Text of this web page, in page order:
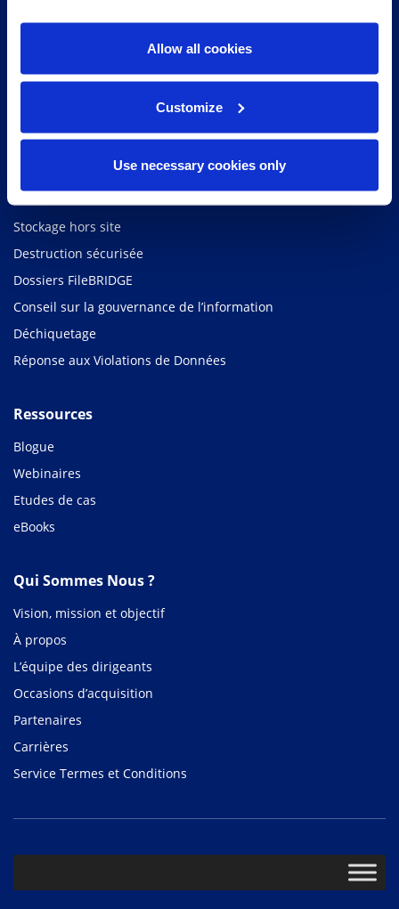
Allow all cookies
Customize
Use necessary cookies only
1.800.377.3453
Stockage hors site
Destruction sécurisée
Dossiers FileBRIDGE
Conseil sur la gouvernance de l’information
Déchiquetage
Réponse aux Violations de Données
Ressources
Blogue
Webinaires
Etudes de cas
eBooks
Qui Sommes Nous ?
Vision, mission et objectif
À propos
L’équipe des dirigeants
Occasions d’acquisition
Partenaires
Carrières
Service Termes et Conditions